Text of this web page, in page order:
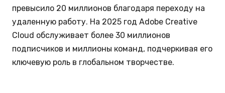
превысило 20 миллионов благодаря переходу на
удаленную работу. На 2025 год Adobe Creative
Cloud обслуживает более 30 миллионов
подписчиков и миллионы команд, подчеркивая его
ключевую роль в глобальном творчестве.